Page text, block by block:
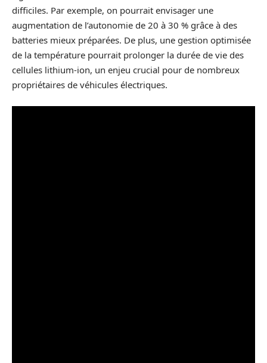
difficiles. Par exemple, on pourrait envisager une
augmentation de l’autonomie de 20 à 30 % grâce à des
batteries mieux préparées. De plus, une gestion optimisée
de la température pourrait prolonger la durée de vie des
cellules lithium-ion, un enjeu crucial pour de nombreux
propriétaires de véhicules électriques.